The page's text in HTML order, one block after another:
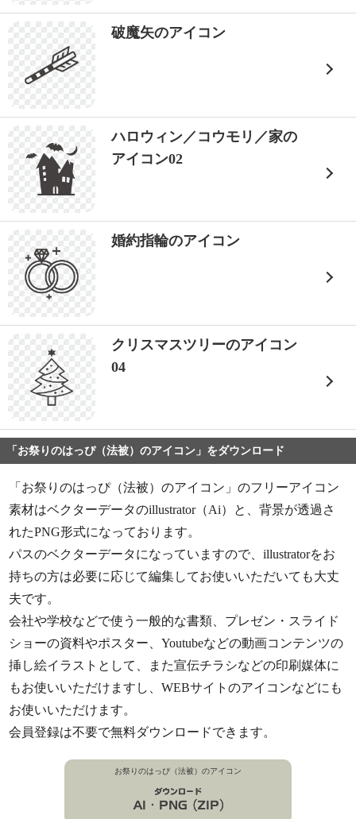
破魔矢のアイコン
ハロウィン／コウモリ／家の
アイコン02
婚約指輪のアイコン
クリスマスツリーのアイコン
04
「お祭りのはっぴ（法被）のアイコン」をダウンロード
「お祭りのはっぴ（法被）のアイコン」のフリーアイコン
素材はベクターデータのillustrator（Ai）と、背景が透過さ
れたPNG形式になっております。
パスのベクターデータになっていますので、illustratorをお
持ちの方は必要に応じて編集してお使いいただいても大丈
夫です。
会社や学校などで使う一般的な書類、プレゼン・スライド
ショーの資料やポスター、Youtubeなどの動画コンテンツの
挿し絵イラストとして、また宣伝チラシなどの印刷媒体に
もお使いいただけますし、WEBサイトのアイコンなどにも
お使いいただけます。
会員登録は不要で無料ダウンロードできます。
お祭りのはっぴ（法被）のアイコン